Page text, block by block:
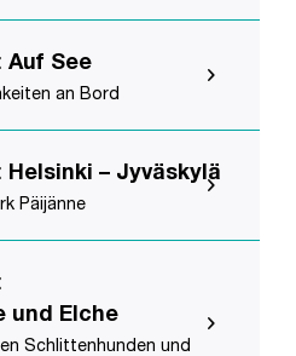
: Auf See
an Bord
: Helsinki – Jyväskylä
Päijänne
:
und Elche
Schlittenhunden und